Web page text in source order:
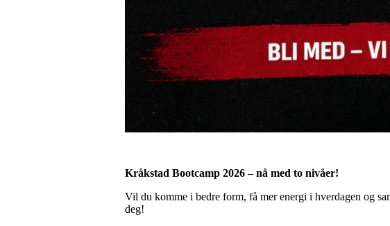
Kråkstad Bootcamp 2026 – nå med to nivåer!
Vil du komme i bedre form, få mer energi i hverdagen og
deg!